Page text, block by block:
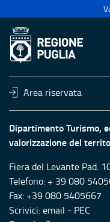
Area riservata
Dipartimento Turismo,
valorizzazione del
Fiera del Levante Pad.
Telefono: + 39 080
Fax: +39 080 5405667
Scrivici:email - PEC